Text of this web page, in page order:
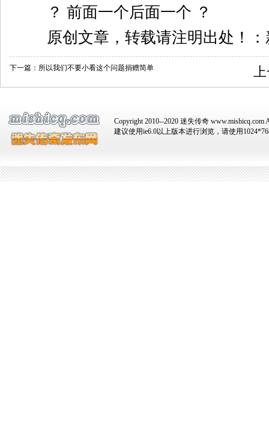
？ 前面一个后面一个 ？
原创文章，转载请注明出处！：
下一篇： 所以我们不要小看这个问题捐赠简单
Copyright 2010--2020 迷失传奇 www.mishicq.com
建议使用ie6.0以上版本进行浏览，请使用